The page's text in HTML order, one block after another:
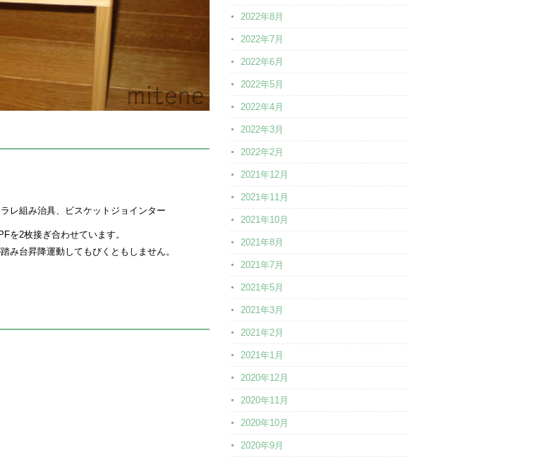
レ組み治具、ビスケットジョインター
を2枚接ぎ合わせています。
み台昇降運動してもびくともしません。
2022年8月
2022年7月
2022年6月
2022年5月
2022年4月
2022年3月
2022年2月
2021年12月
2021年11月
2021年10月
2021年8月
2021年7月
2021年5月
2021年3月
2021年2月
2021年1月
2020年12月
2020年11月
2020年10月
2020年9月